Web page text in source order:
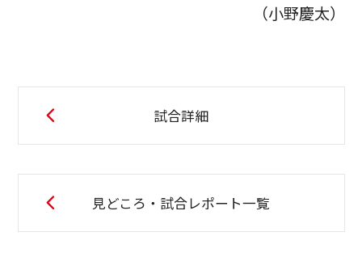
（小野慶太）
試合詳細
見どころ・試合レポート一覧